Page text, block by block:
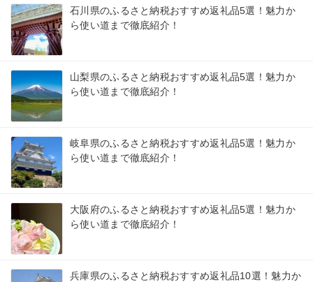
石川県のふるさと納税おすすめ返礼品5選！魅力か
ら使い道まで徹底紹介！
山梨県のふるさと納税おすすめ返礼品5選！魅力か
ら使い道まで徹底紹介！
岐阜県のふるさと納税おすすめ返礼品5選！魅力か
ら使い道まで徹底紹介！
大阪府のふるさと納税おすすめ返礼品5選！魅力か
ら使い道まで徹底紹介！
兵庫県のふるさと納税おすすめ返礼品10選！魅力か